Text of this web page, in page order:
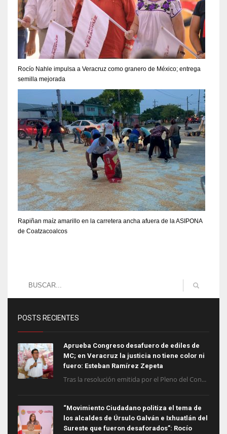
Rocío Nahle impulsa a Veracruz como granero de México; entrega
semilla mejorada
Rapiñan maíz amarillo en la carretera ancha afuera de la ASIPONA
de Coatzacoalcos
POSTS RECIENTES
Aprueba Congreso desafuero de ediles de
MC; en Veracruz la justicia no tiene color ni
fuero: Esteban Ramírez Zepeta
Tras la resolución emitida por el Pleno del Con...
“Movimiento Ciudadano politiza el tema de
los alcaldes de Úrsulo Galván e Ixhuatlán del
Sureste que fueron desaforados”: Rocío